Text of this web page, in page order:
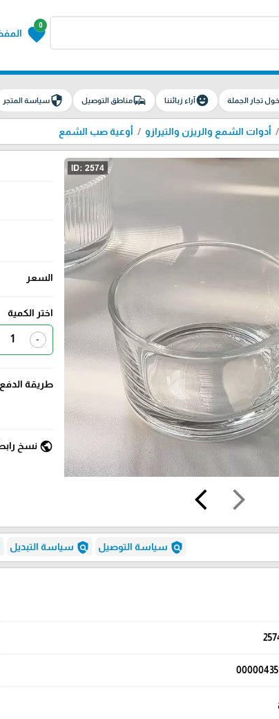
0
favorite
تجار الجملة emoji_emotionsآراء زبائننا commuteمناطق التوصيل securityسياسة المتجر
أدوات الشمع والريزن والتيرازو أوعية صب الشمع
arrow_forward_ios
arrow_back_ios
السعر
اختر الكمية
-
طريقة الدفع
public نسخ
policy سياسة التوصيل policy سياسة التبديل